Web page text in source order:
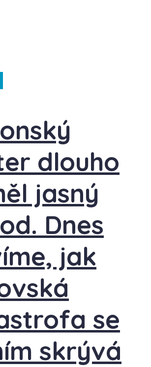
dlouho
jasný
Dnes
jak
se
skrývá